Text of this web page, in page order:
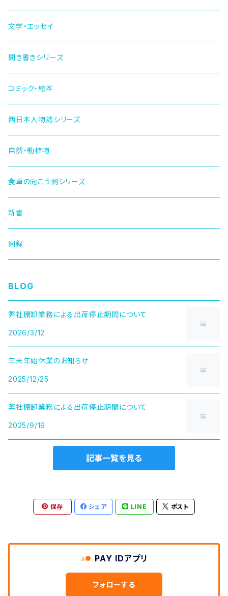
文学・エッセイ
聞き書きシリーズ
コミック・絵本
西日本人物誌シリーズ
自然・動植物
食卓の向こう側シリーズ
新書
図録
BLOG
弊社棚卸業務による出荷停止期間について
2026/3/12
年末年始休業のお知らせ
2025/12/25
弊社棚卸業務による出荷停止期間について
2025/9/19
記事一覧を見る
保存 シェア LINE ポスト
PAY IDアプリ
フォローする